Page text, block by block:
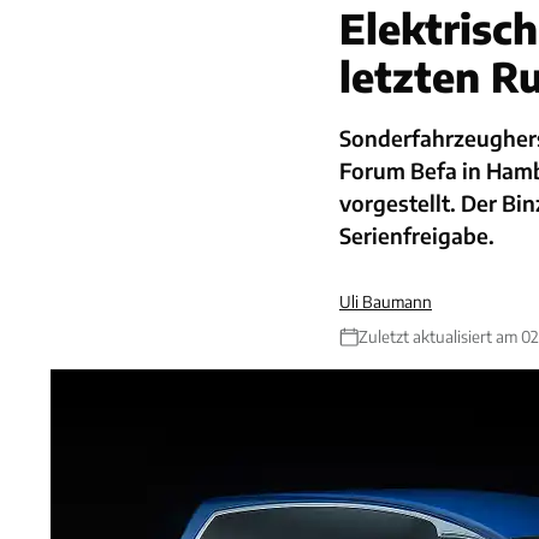
letzten
Forum Befa in
vorgestellt. Der
Serienfreigabe.
Uli Baumann
Zuletzt aktualisiert am